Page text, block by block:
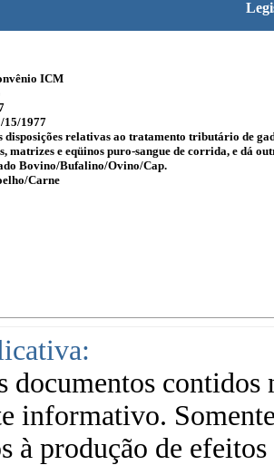
ICM
15/1977
disposições relativas ao tratamento tributário de
matrizes e eqüinos puro-sangue de corrida, e dá
Bovino/Bufalino/Ovino/Cap.
Carne
documentos contidos
informativo.
à produção de